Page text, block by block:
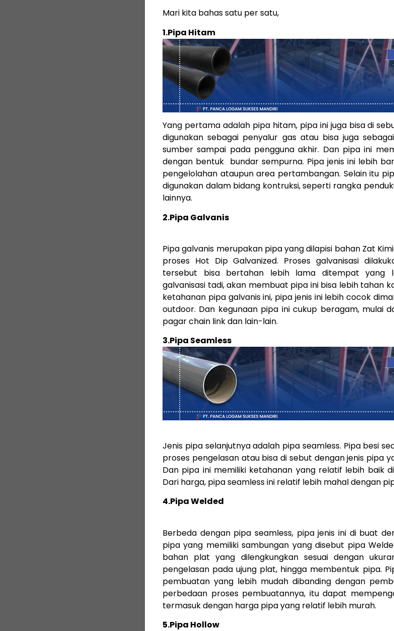
Mari kita bahas satu per satu,
1.Pipa Hitam
Yang pertama adalah pipa hitam, pipa ini juga bisa di
digunakan sebagai penyalur gas atau bisa juga
sumber sampai pada pengguna akhir. Dan pipa ini
dengan bentuk bundar sempurna. Pipa jenis ini lebih
pengelolahan ataupun area pertambangan. Selain itu
digunakan dalam bidang kontruksi, seperti rangka
lainnya.
2.Pipa Galvanis
Pipa galvanis merupakan pipa yang dilapisi bahan Zat
proses Hot Dip Galvanized. Proses galvanisasi
tersebut bisa bertahan lebih lama ditempat yang
galvanisasi tadi, akan membuat pipa ini bisa lebih tahan
ketahanan pipa galvanis ini, pipa jenis ini lebih cocok
outdoor. Dan kegunaan pipa ini cukup beragam, mulai
pagar chain link dan lain-lain.
3.Pipa Seamless
Jenis pipa selanjutnya adalah pipa seamless. Pipa besi
proses pengelasan atau bisa di sebut dengan jenis pipa
Dan pipa ini memiliki ketahanan yang relatif lebih baik
Dari harga, pipa seamless ini relatif lebih mahal dengan
4.Pipa Welded
Berbeda dengan pipa seamless, pipa jenis ini di buat
pipa yang memiliki sambungan yang disebut pipa
bahan plat yang dilengkungkan sesuai dengan
pengelasan pada ujung plat, hingga membentuk pipa.
pembuatan yang lebih mudah dibanding dengan
perbedaan proses pembuatannya, itu dapat
termasuk dengan harga pipa yang relatif lebih murah.
5.Pipa Hollow